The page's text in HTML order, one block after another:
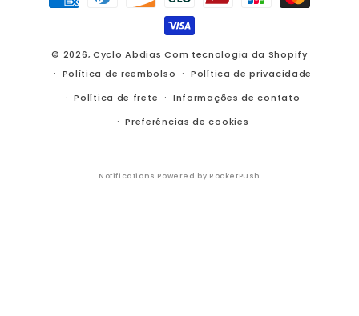
© 2026, Cyclo Abdias Com tecnologia da Shopify
Política de reembolso
Política de privacidade
Política de frete
Informações de contato
Preferências de cookies
Notifications Powered by RocketPush